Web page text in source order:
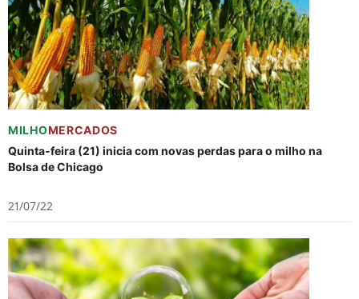
MILHOMERCADOS
Quinta-feira (21) inicia com novas perdas para o milho na
Bolsa de Chicago
21/07/22